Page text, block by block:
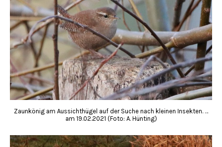
Zaunkönig am Aussichthügel auf der Suche nach kleinen Insekten. …
am 19.02.2021 (Foto: A. Hünting)